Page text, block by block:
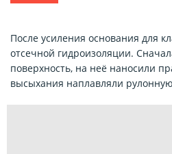
После усиления основания для
отсечной гидроизоляции.
поверхность, на неё наносили
высыхания наплавляли